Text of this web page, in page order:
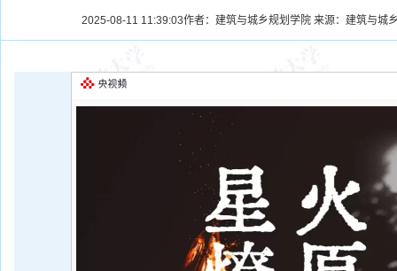
2025-08-11 11:39:03作者：建筑与城乡规划学院 来源：建筑与城